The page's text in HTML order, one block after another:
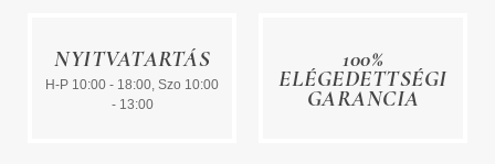
NYITVATARTÁS
H-P 10:00 - 18:00, Szo 10:00
- 13:00
100%
ELÉGEDETTSÉGI
GARANCIA